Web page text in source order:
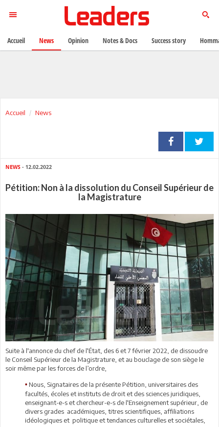
Accueil News
NEWS - 12.02.2022
Pétition: Non à la dissolution du Conseil Supérieur de
la Magistrature
Suite à l'annonce du chef de l'État, des 6 et 7 février 2022, de dissoudre
le Conseil Supérieur de la Magistrature, et au bouclage de son siège le
soir même par les forces de l’ordre,
• Nous, Signataires de la présente Pétition, universitaires des
facultés, écoles et instituts de droit et des sciences juridiques,
enseignant-e-s et chercheur-e-s de l'Enseignement supérieur, de
divers grades académiques, titres scientifiques, affiliations
idéologiques et politique et tendances culturelles et sociétales,
Accueil News Opinion Notes & Docs Success story